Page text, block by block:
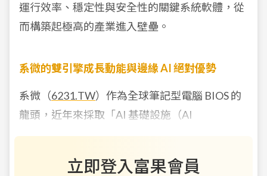
運行效率、穩定性與安全性的關鍵系統軟體，從
而構築起極高的產業進入壁壘。
系微的雙引擎成長動能與邊緣 AI絕對優勢
系微（6231.TW）作為全球筆記型電腦 BIOS 的
龍頭，近年來採取「AI 基礎設施（AI
立即登入富果會員